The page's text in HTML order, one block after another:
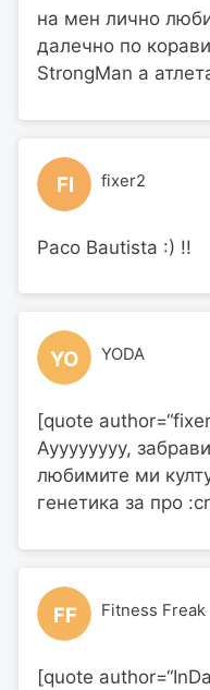
на мен лично
далечно по
StrongMan a
FI fixer2
Paco Bautista :) !!
YO YODA
[quote
Ауууууууу,
любимите ми
генетика за про
FF Fitness Freak
[quote